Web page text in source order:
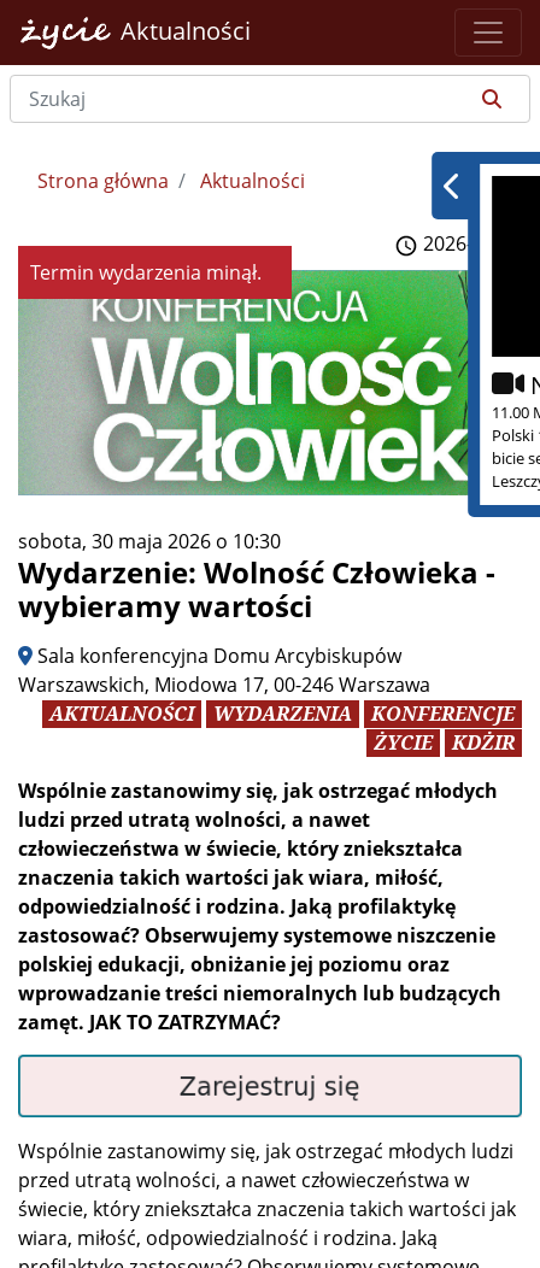
Aktualności
11.00
Polski
bicie
Strona główna Aktualności
2026-04-30
Termin wydarzenia minął.
sobota, 30 maja 2026 o 10:30
Wydarzenie: Wolność Człowieka -
wybieramy wartości
Sala konferencyjna Domu Arcybiskupów
Warszawskich, Miodowa 17, 00-246 Warszawa
AKTUALNOŚCI
WYDARZENIA
KONFERENCJE
ŻYCIE
KDŻIR
Wspólnie zastanowimy się, jak ostrzegać młodych
ludzi przed utratą wolności, a nawet
człowieczeństwa w świecie, który zniekształca
znaczenia takich wartości jak wiara, miłość,
odpowiedzialność i rodzina. Jaką profilaktykę
zastosować? Obserwujemy systemowe niszczenie
polskiej edukacji, obniżanie jej poziomu oraz
wprowadzanie treści niemoralnych lub budzących
zamęt. JAK TO ZATRZYMAĆ?
Wspólnie zastanowimy się, jak ostrzegać młodych ludzi
przed utratą wolności, a nawet człowieczeństwa w
świecie, który zniekształca znaczenia takich wartości jak
wiara, miłość, odpowiedzialność i rodzina. Jaką